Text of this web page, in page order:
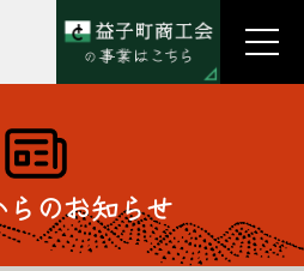
のお知らせ